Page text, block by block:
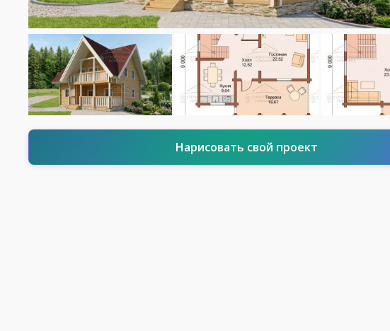
Нарисовать свой проект